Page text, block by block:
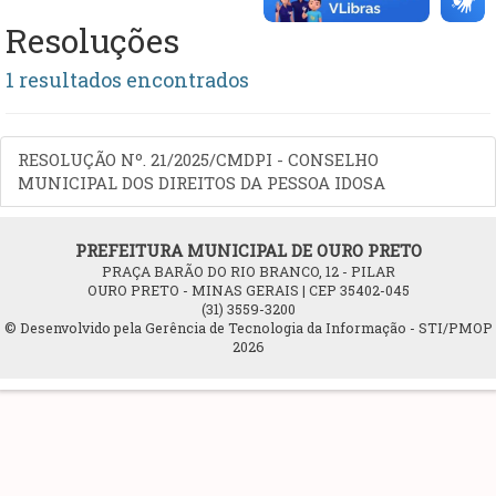
Resoluções
1 resultados encontrados
RESOLUÇÃO Nº. 21/2025/CMDPI - CONSELHO
MUNICIPAL DOS DIREITOS DA PESSOA IDOSA
PREFEITURA MUNICIPAL DE OURO PRETO
PRAÇA BARÃO DO RIO BRANCO, 12 - PILAR
OURO PRETO - MINAS GERAIS | CEP 35402-045
(31) 3559-3200
© Desenvolvido pela Gerência de Tecnologia da Informação - STI/PMOP
2026